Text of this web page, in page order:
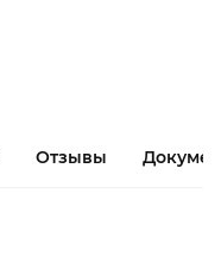
Отзывы